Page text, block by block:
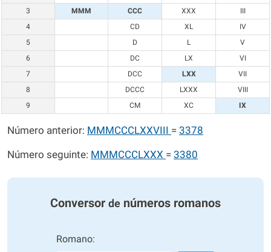
3
MMM CCC XXX
III
4
CD XL
IV
5
D L
V
6
DC LX
VI
7
DCC LXX
VII
8
DCCC LXXX
VIII
9
CM XC IX
Número anterior: MMMCCCLXXVIII = 3378
Número seguinte: MMMCCCLXXX = 3380
Conversor de números romanos
Romano: